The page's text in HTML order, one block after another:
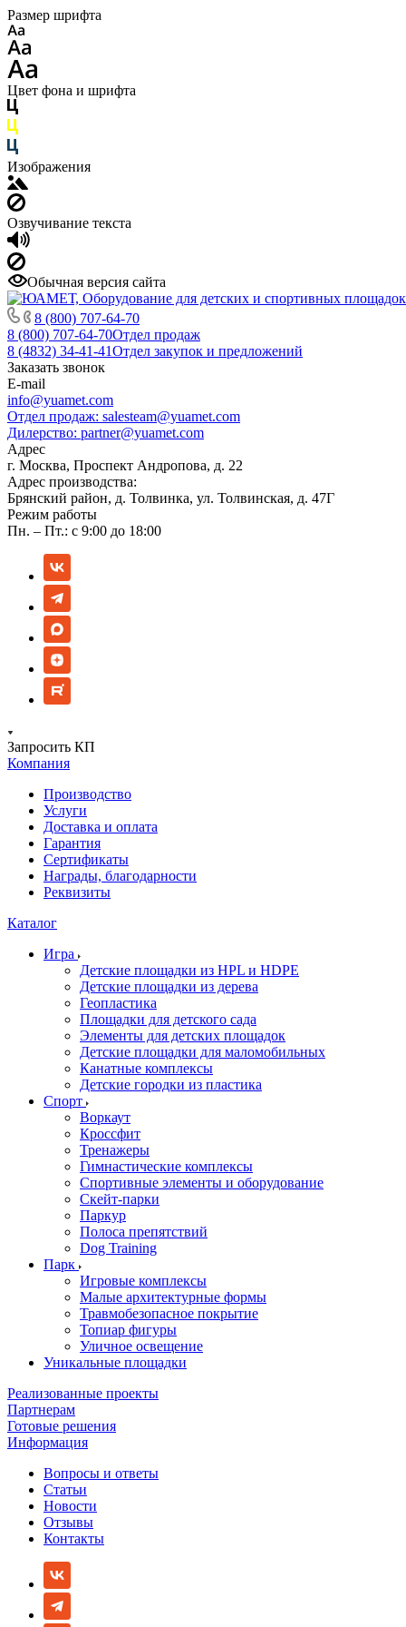
Размер шрифта
Цвет фона и шрифта
Изображения
Озвучивание текста
Обычная версия сайта
8 (800) 707-64-70
8 (800) 707-64-70Отдел продаж
8 (4832) 34-41-41Отдел закупок и предложений
Заказать звонок
E-mail
info@yuamet.com
Отдел продаж: salesteam@yuamet.com
Дилерство: partner@yuamet.com
Адрес
г. Москва, Проспект Андропова, д. 22
Адрес производства:
Брянский район, д. Толвинка, ул. Толвинская, д. 47Г
Режим работы
Пн. – Пт.: с 9:00 до 18:00
Запросить КП
Компания
Производство
Услуги
Доставка и оплата
Гарантия
Сертификаты
Награды, благодарности
Реквизиты
Каталог
Игра
Детские площадки из HPL и HDPE
Детские площадки из дерева
Геопластика
Площадки для детского сада
Элементы для детских площадок
Детские площадки для маломобильных
Канатные комплексы
Детские городки из пластика
Спорт
Воркаут
Кроссфит
Тренажеры
Гимнастические комплексы
Спортивные элементы и оборудование
Скейт-парки
Паркур
Полоса препятствий
Dog Training
Парк
Игровые комплексы
Малые архитектурные формы
Травмобезопасное покрытие
Топиар фигуры
Уличное освещение
Уникальные площадки
Реализованные проекты
Партнерам
Готовые решения
Информация
Вопросы и ответы
Статьи
Новости
Отзывы
Контакты